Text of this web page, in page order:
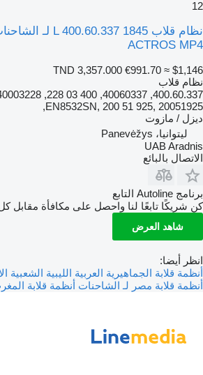
12
ACTROS MP4
TND 3,357.000 €991.70 ≈ $1,146
نظام قلاب
EN8532SN, 200 51 925, 20051925,
ديزل / مازوت
ليتوانيا، Panevėžys
UAB Aradnis
الاتصال بالبائع
برنامج Autoline التابع
كن شريكًا تابعًا لنا واحصل على مكافأة مقابل
شاهد العرض
انظر أيضا:
أنظمة قلابة الجماهيرية العربية الليبية الشعبية
أنظمة قلابة مصر لـ الشاحنات أنظمة قلابة